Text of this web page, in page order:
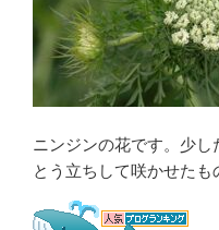
ニンジンの花です。少
とう立ちして咲かせたも